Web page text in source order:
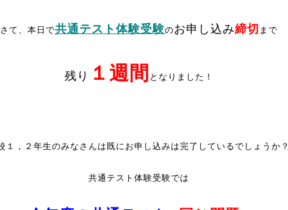
さて、本日で共通テスト体験受験のお申し込み締切 まで
残り １週間 となりました！
１，２年生のみなさんは既にお申し込みは完了しているでしょうか？
共通テスト体験受験では